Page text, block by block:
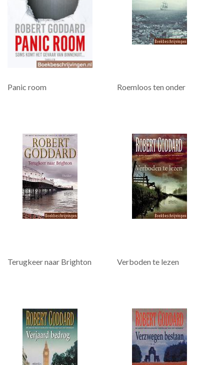
Panic room Roemloos ten onder
Terugkeer naar Brighton Verboden te lezen